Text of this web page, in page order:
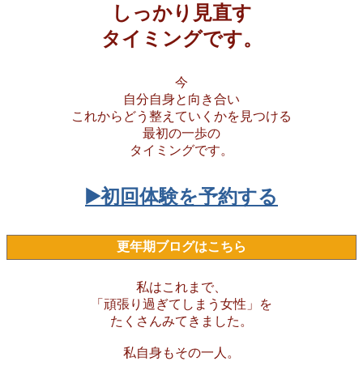
しっかり見直す
タイミングです。
今
自分自身と向き合い
これからどう整えていくかを見つける
最初の一歩の
タイミングです。
▶️初回体験を予約する
更年期ブログはこちら
私はこれまで、
「頑張り過ぎてしまう女性」を
たくさんみてきました。
私自身もその一人。